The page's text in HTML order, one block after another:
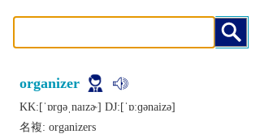
organizer
KK:[ˈɒrɡǝˌnaɪzɚ] DJ:[ˈɒːɡǝnaizǝ]
名複: organizers